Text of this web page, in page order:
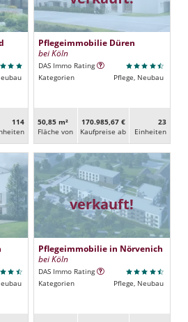
114
Pflegeimmobilie Düren
bei Köln
DAS Immo Rating
Kategorien
Pflege, Neubau
50,85 m²
Fläche von
170.985,67 €
Kaufpreise ab
23
Ein­heiten
verkauft!
Pflegeimmobilie in Nörvenich
bei Köln
DAS Immo Rating
Kategorien
Pflege, Neubau